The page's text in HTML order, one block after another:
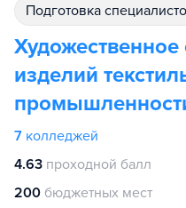
подготовка
изделий
7 колледжей
4.63 проходной балл
200 бюджетных мест